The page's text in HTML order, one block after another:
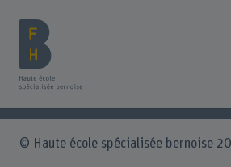
© Haute école spécialisée bernoise